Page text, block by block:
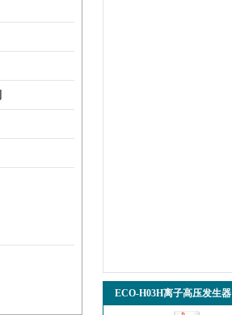
ECO-H03H离子高压发生器